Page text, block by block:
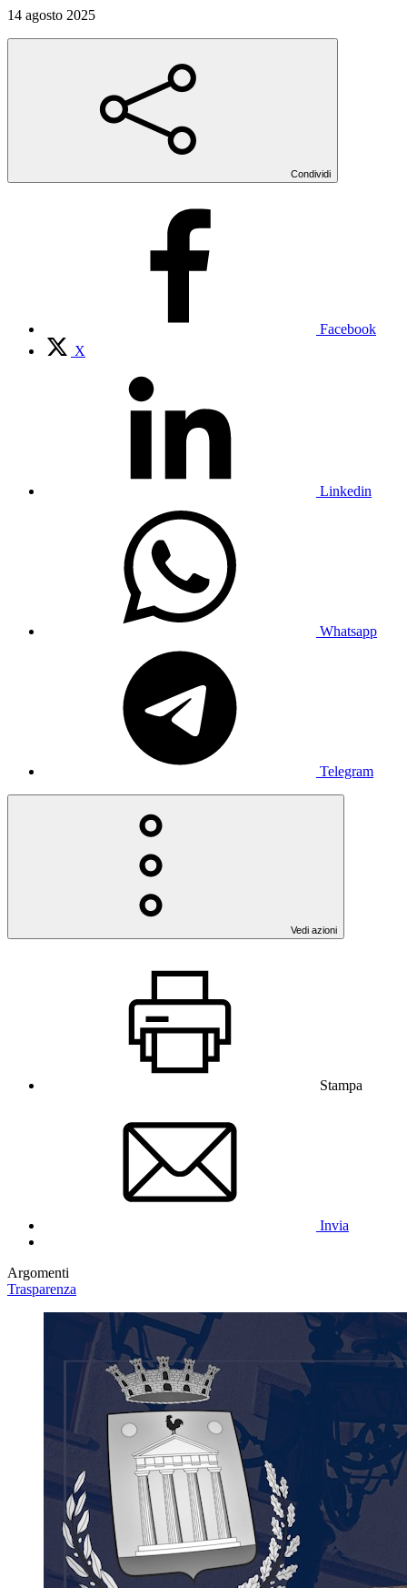
14 agosto 2025
Condividi
Facebook
X
Linkedin
Whatsapp
Telegram
Vedi azioni
Stampa
Invia
Argomenti
Trasparenza